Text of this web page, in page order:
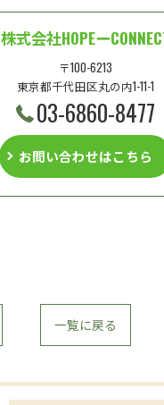
株式会社HOPEー
〒100-6213
東京都千代田区丸の内1-11-1
03-6860-8477
お問い合わせはこちら
一覧に戻る